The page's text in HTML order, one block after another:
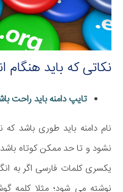
نکاتی که باید
تایپ دامنه باید راحت
نام دامنه باید طوری باشد
نشود و تا حد ممکن کوتاه
یکسری کلمات فارسی اگر به